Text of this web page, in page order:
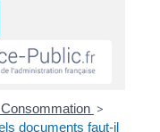
>
documents faut-il